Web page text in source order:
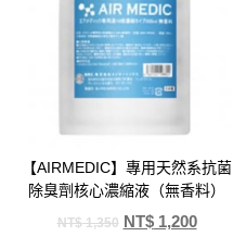
【AIRMEDIC】專用天然系抗菌
除臭劑核心濃縮液（無香料）
NT$1,350 NT$1,200